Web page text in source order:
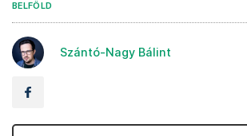
BELFÖLD
Szántó-Nagy Bálint